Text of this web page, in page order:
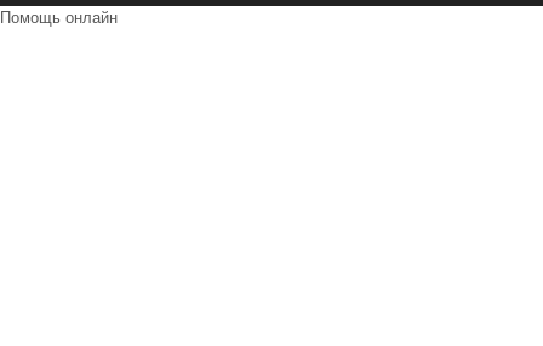
Помощь онлайн